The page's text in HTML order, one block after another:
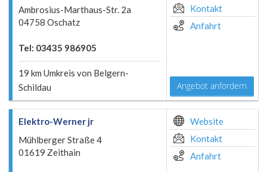
Ambrosius-Marthaus-Str. 2a
04758 Oschatz
Tel: 03435 986905
19 km Umkreis von Belgern-
Schildau
Kontakt
Anfahrt
Angebot anfordern
Elektro-Werner jr
Mühlberger Straße 4
01619 Zeithain
Website
Kontakt
Anfahrt